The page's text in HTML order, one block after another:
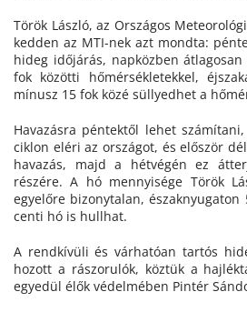
Török László, az Országos
kedden az MTI-nek azt mondta:
hideg időjárás, napközben
fok közötti hőmérsékletekkel,
mínusz 15 fok közé süllyedhet a
Havazásra péntektől lehet
ciklon eléri az országot, és először
havazás, majd a hétvégén ez
részére. A hó mennyisége Török
egyelőre bizonytalan,
centi hó is hullhat.
A rendkívüli és várhatóan tartós
hozott a rászorulók, köztük a
egyedül élők védelmében Pintér